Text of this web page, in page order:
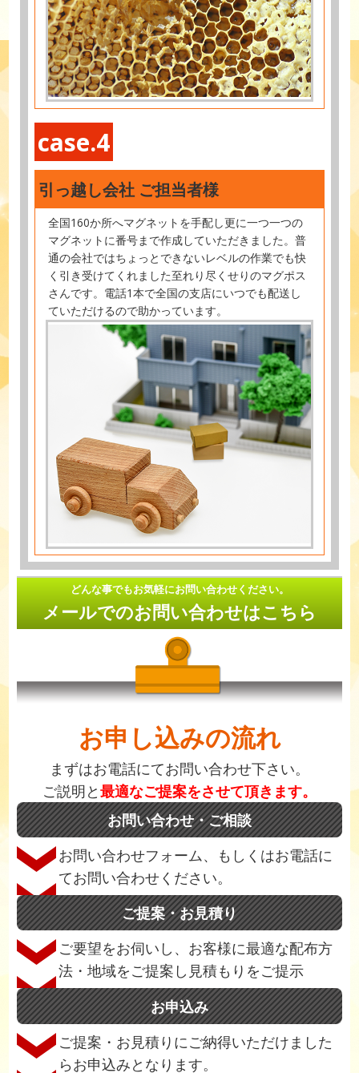
case.4
引っ越し会社 ご担当者様
全国160か所へマグネットを手配し更に一つ一つの
マグネットに番号まで作成していただきました。普
通の会社ではちょっとできないレベルの作業でも快
く引き受けてくれました至れり尽くせりのマグポス
さんです。電話1本で全国の支店にいつでも配送し
ていただけるので助かっています。
どんな事でもお気軽にお問い合わせください。
メールでのお問い合わせはこちら
お申し込みの流れ
まずはお電話にてお問い合わせ下さい。
ご説明と最適なご提案をさせて頂きます。
お問い合わせ・ご相談
お問い合わせフォーム、もしくはお電話に
てお問い合わせください。
ご提案・お見積り
ご要望をお伺いし、お客様に最適な配布方
法・地域をご提案し見積もりをご提示
お申込み
ご提案・お見積りにご納得いただけました
らお申込みとなります。